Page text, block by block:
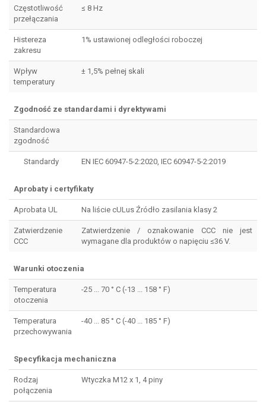
Częstotliwość
przełączania
≤ 8 Hz
Histereza
zakresu
1% ustawionej odległości roboczej
Wpływ
temperatury
± 1,5% pełnej skali
Zgodność ze standardami i dyrektywami
Standardowa
zgodność
Standardy EN IEC 60947-5-2:2020, IEC 60947-5-2:2019
Aprobaty i certyfikaty
Aprobata UL Na liście cULus Źródło zasilania klasy 2
Zatwierdzenie
CCC
Zatwierdzenie / oznakowanie CCC nie jest
wymagane dla produktów o napięciu ≤36 V.
Warunki otoczenia
Temperatura
otoczenia
-25 ... 70 ° C (-13 ... 158 ° F)
Temperatura
przechowywania
-40 ... 85 ° C (-40 ... 185 ° F)
Specyfikacja mechaniczna
Rodzaj
połączenia
Wtyczka M12 x 1, 4 piny